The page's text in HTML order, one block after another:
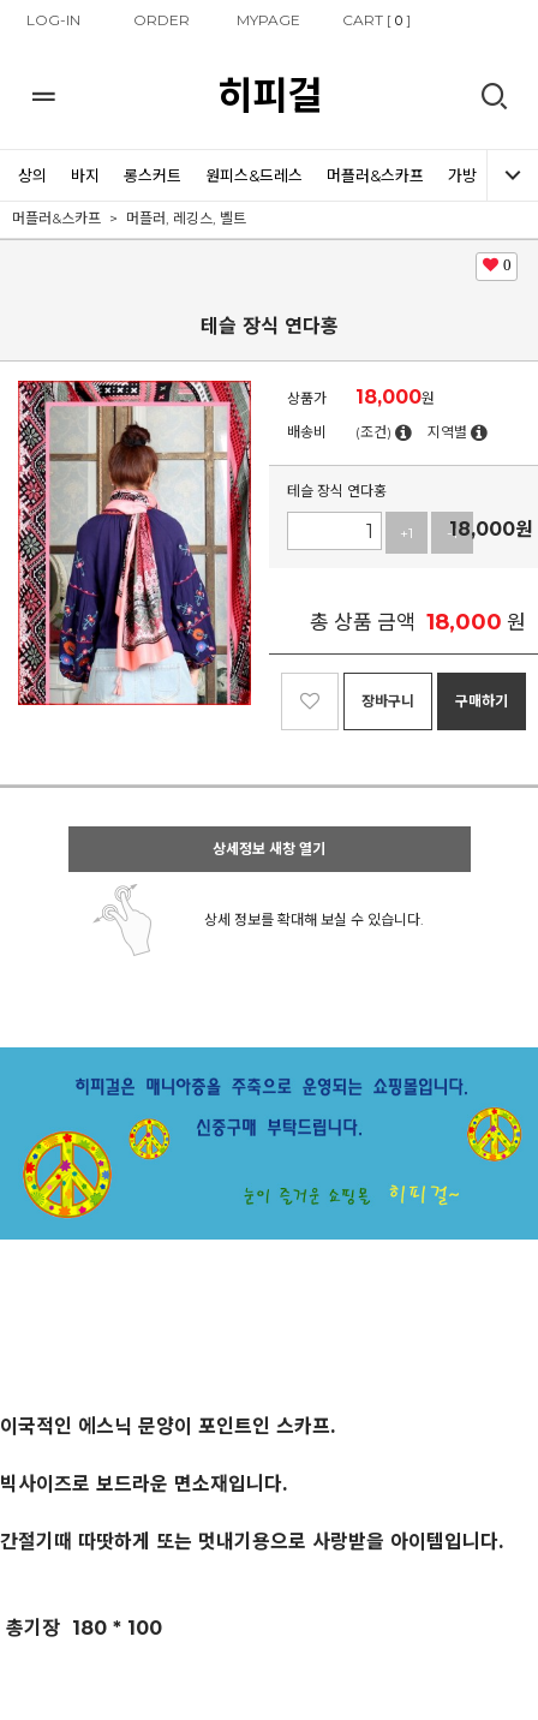
LOG-IN ORDER MYPAGE CART [0 ]
히피걸
상의 바지 롱스커트 원피스&드레스 머플러&스카프 가방 신발
머플러&스카프 머플러, 레깅스, 벨트
0
테슬 장식 연다홍
상품가 18,000원
배송비
(조건) 지역별
테슬 장식 연다홍
+1 -1
18,000원
총 상품 금액 18,000 원
장바구니 구매하기
상세정보 새창 열기
상세 정보를 확대해 보실 수 있습니다.
이국적인 에스닉 문양이 포인트인 스카프.
빅사이즈로 보드라운 면소재입니다.
간절기때 따땃하게 또는 멋내기용으로 사랑받을 아이템입니다.
총기장 180 * 100